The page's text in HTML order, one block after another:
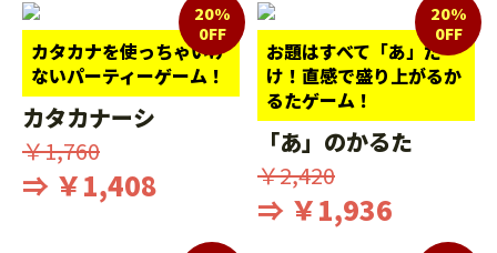
カタカナを使っちゃいけ
ないパーティーゲーム！
20%
0FF
カタカナーシ
￥1,760
⇒ ￥1,408
お題はすべて「あ」だ
け！直感で盛り上がるか
るたゲーム！
20%
0FF
「あ」のかるた
￥2,420
⇒ ￥1,936